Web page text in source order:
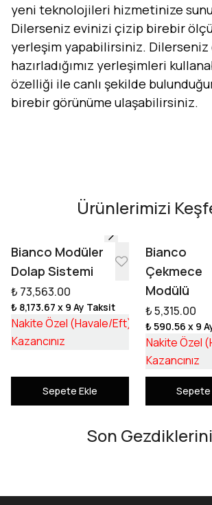
yeni teknolojileri hizmetinize
Dilerseniz evinizi çizip birebir
yerleşim yapabilirsiniz.
hazırladığımız yerleşimleri
özelliği ile canlı şekilde
birebir görünüme ulaşabilirsiniz.
Tasarıma Başla
Ürünlerimizi
Bianco Modüler
Dolap Sistemi
₺ 73,563.00
₺ 8,173.67 x 9 Ay Taksit
Nakite Özel (Havale/Eft) ₺ 55,253.17
Kazancınız ₺ 18,309.83
Sepete Ekle
Bianco
Çekmece
Modülü
₺ 5,315.00
₺ 590.56 x 9
Nakite Özel
Kazancınız
Sepete
Son